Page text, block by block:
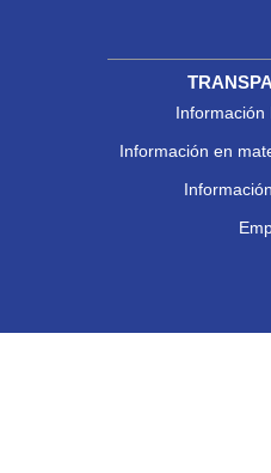
Información
Información en